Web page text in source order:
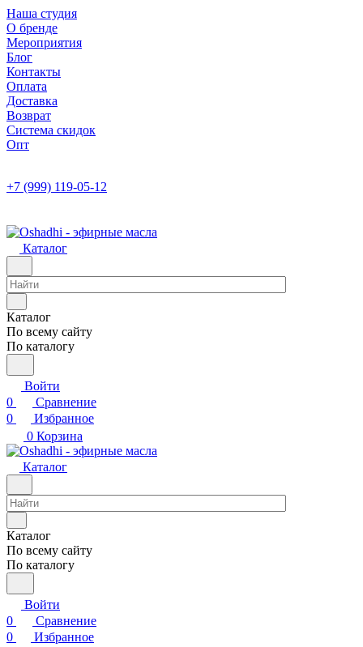
Наша студия
О бренде
Мероприятия
Блог
Контакты
Оплата
Доставка
Возврат
Система скидок
Опт
+7 (999) 119-05-12
Каталог
Каталог
По всему сайту
По каталогу
Войти
0
Сравнение
0
Избранное
0 Корзина
Каталог
Каталог
По всему сайту
По каталогу
Войти
0
Сравнение
0
Избранное